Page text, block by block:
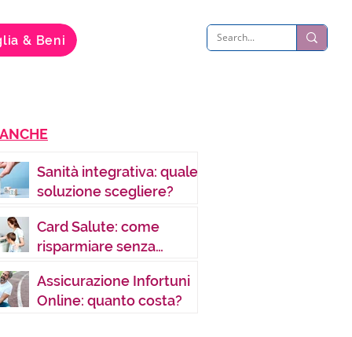
& Beni
Sanità integrativa: quale
soluzione scegliere?
Card Salute: come
risparmiare senza
qualità
Assicurazione Infortuni
Online: quanto costa?